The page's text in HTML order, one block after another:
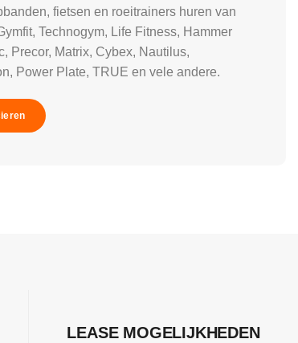
fietsen en roeitrainers huren van
Technogym, Life Fitness, Hammer
Precor, Matrix, Cybex, Nautilus,
Power Plate, TRUE en vele andere.
LEASE MOGELIJKHEDEN